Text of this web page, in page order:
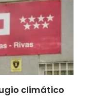
climático